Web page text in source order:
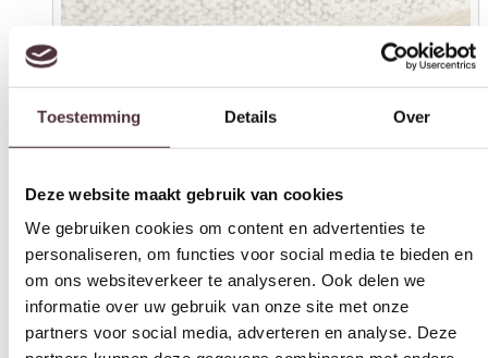
Toestemming Over
Deze website maakt gebruik van cookies
We gebruiken cookies om content en advertenties te
om ons websiteverkeer te analyseren. Ook delen we
informatie over uw gebruik van onze site met onze
partners voor social media, adverteren en analyse. Deze
partners kunnen deze gegevens combineren met andere
informatie die u aan ze heeft verstrekt of die ze hebben
verzameld op basis van uw gebruik van hun services.
Eleonora poef Avah large taupe
249,00